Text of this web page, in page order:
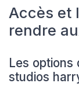
Accès et
rendre
Les options
studios